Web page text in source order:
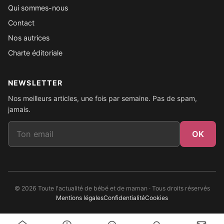
Qui sommes-nous
Contact
Nos autrices
Charte éditoriale
NEWSLETTER
Nos meilleurs articles, une fois par semaine. Pas de spam,
jamais.
Email
OK
© 2026 Toute l'actualité de bébé et de maman · Tous droits réservés
Mentions légalesConfidentialitéCookies